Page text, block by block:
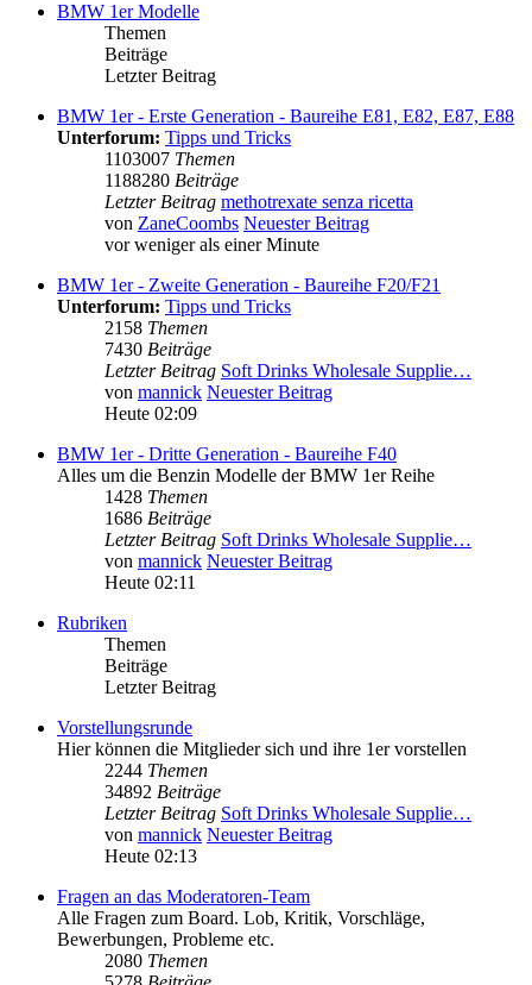
BMW 1er Modelle
Themen
Beiträge
Letzter Beitrag
BMW 1er - Erste Generation - Baureihe E81, E82, E87, E88
Unterforum: Tipps und Tricks
1103007 Themen
1188280 Beiträge
Letzter Beitrag methotrexate senza ricetta
von ZaneCoombs Neuester Beitrag
vor weniger als einer Minute
BMW 1er - Zweite Generation - Baureihe F20/F21
Unterforum: Tipps und Tricks
2158 Themen
7430 Beiträge
Letzter Beitrag Soft Drinks Wholesale Supplie…
von mannick Neuester Beitrag
Heute 02:09
BMW 1er - Dritte Generation - Baureihe F40
Alles um die Benzin Modelle der BMW 1er Reihe
1428 Themen
1686 Beiträge
Letzter Beitrag Soft Drinks Wholesale Supplie…
von mannick Neuester Beitrag
Heute 02:11
Rubriken
Themen
Beiträge
Letzter Beitrag
Vorstellungsrunde
Hier können die Mitglieder sich und ihre 1er vorstellen
2244 Themen
34892 Beiträge
Letzter Beitrag Soft Drinks Wholesale Supplie…
von mannick Neuester Beitrag
Heute 02:13
Fragen an das Moderatoren-Team
Alle Fragen zum Board. Lob, Kritik, Vorschläge,
Bewerbungen, Probleme etc.
2080 Themen